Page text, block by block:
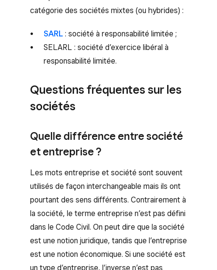
catégorie des sociétés mixtes (ou hybrides) :
SARL : société à responsabilité limitée ;
SELARL : société d’exercice libéral à
responsabilité limitée.
Questions fréquentes sur les
sociétés
Quelle différence entre société
et entreprise ?
Les mots entreprise et société sont souvent
utilisés de façon interchangeable mais ils ont
pourtant des sens différents. Contrairement à
la société, le terme entreprise n’est pas défini
dans le Code Civil. On peut dire que la société
est une notion juridique, tandis que l’entreprise
est une notion économique. Si une société est
un type d’entreprise, l’inverse n’est pas